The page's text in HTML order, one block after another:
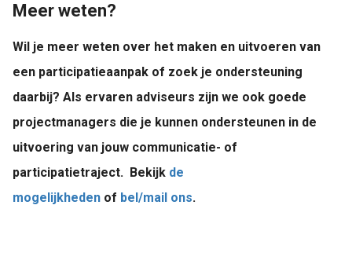
Meer weten?
Wil je meer weten over het maken en uitvoeren van
een participatieaanpak of zoek je ondersteuning
daarbij? Als ervaren adviseurs zijn we ook goede
projectmanagers die je kunnen ondersteunen in de
uitvoering van jouw communicatie- of
participatietraject. Bekijk de
mogelijkheden of bel/mail ons.